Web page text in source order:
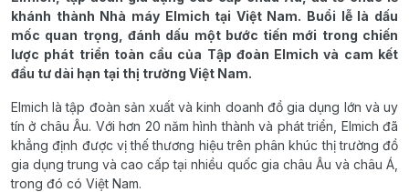
khánh thành Nhà máy Elmich tại Việt Nam. Buổi lễ là dấu
mốc quan trọng, đánh dấu một bước tiến mới trong chiến
lược phát triển toàn cầu của Tập đoàn Elmich và cam kết
đầu tư dài hạn tại thị trường Việt Nam.
Elmich là tập đoàn sản xuất và kinh doanh đồ gia dụng lớn và uy
tín ở châu Âu. Với hơn 20 năm hình thành và phát triển, Elmich đã
khẳng định được vị thế thương hiệu trên phân khúc thị trường đồ
gia dụng trung và cao cấp tại nhiều quốc gia châu Âu và châu Á,
trong đó có Việt Nam.